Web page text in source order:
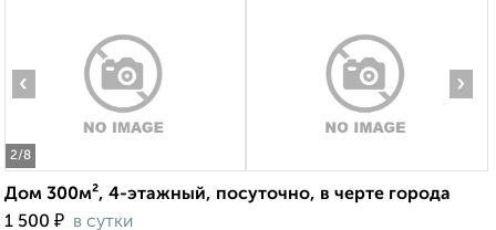
2/8
‹ ›
Дом 300м², 4-этажный, посуточно, в черте города
1 500 ₽ в сутки